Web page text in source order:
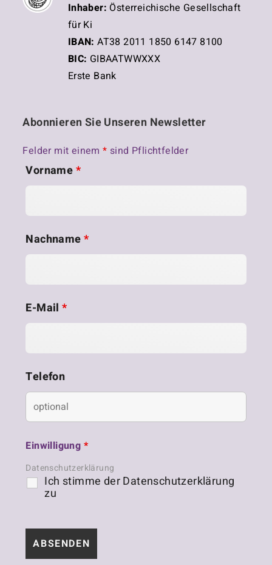
Inhaber: Österreichische Gesellschaft
für Ki
IBAN: AT38 2011 1850 6147 8100
BIC: GIBAATWWXXX
Erste Bank
Abonnieren Sie Unseren Newsletter
Felder mit einem* sind Pflichtfelder
Vorname*
Nachname*
E-Mail*
Telefon
Einwilligung *
Ich stimme der Datenschutzerklärung
zu
Datenschutzerklärung